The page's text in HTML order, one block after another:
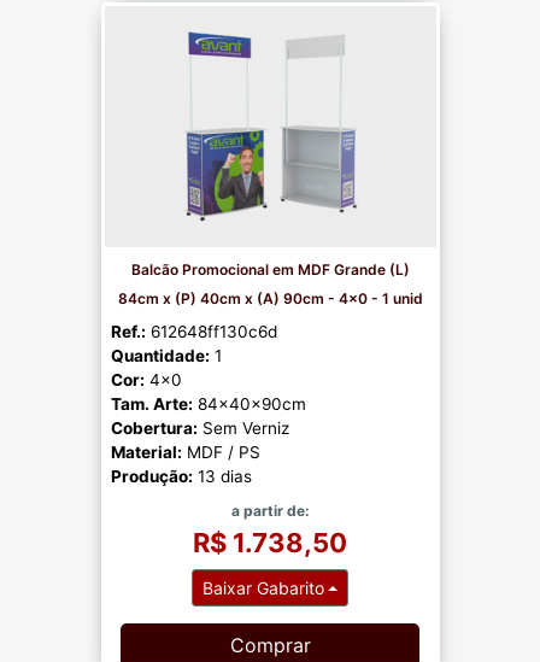
Balcão Promocional em MDF Grande (L)
84cm x (P) 40cm x (A) 90cm - 4x0 - 1 unid
Ref.: 612648ff130c6d
Quantidade: 1
Cor: 4x0
Tam. Arte: 84x40x90cm
Cobertura: Sem Verniz
Material: MDF / PS
Produção: 13 dias
a partir de:
R$ 1.738,50
Baixar Gabarito
Comprar